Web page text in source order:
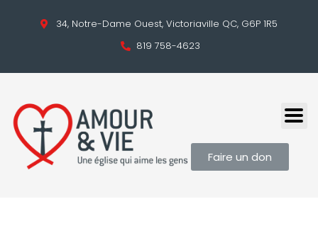
34, Notre-Dame Ouest, Victoriaville QC, G6P 1R5
819 758-4623
Faire un don